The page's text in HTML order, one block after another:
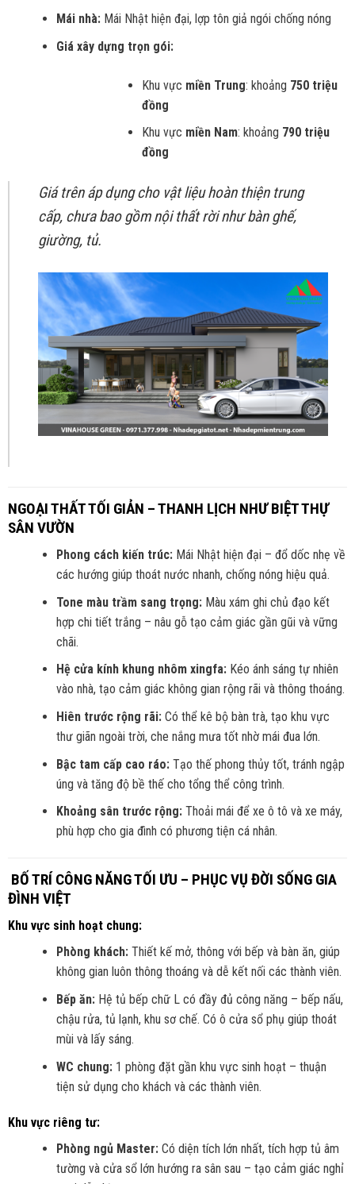
Mái nhà:Mái Nhật hiện đại, lợp tôn giả ngói chống nóng
Giá xây dựng trọn gói:
Khu vực miền Trung: khoảng 750 triệu
đồng
Khu vực miền Nam: khoảng 790 triệu
đồng
Giá trên áp dụng cho vật liệu hoàn thiện trung
cấp, chưa bao gồm nội thất rời như bàn ghế,
giường, tủ.
NGOẠI THẤT TỐI GIẢN – THANH LỊCH NHƯ BIỆT THỰ
SÂN VƯỜN
Phong cách kiến trúc:Mái Nhật hiện đại – đổ dốc nhẹ về
các hướng giúp thoát nước nhanh, chống nóng hiệu quả.
Tone màu trầm sang trọng:Màu xám ghi chủ đạo kết
hợp chi tiết trắng – nâu gỗ tạo cảm giác gần gũi và vững
chãi.
Hệ cửa kính khung nhôm xingfa:Kéo ánh sáng tự nhiên
vào nhà, tạo cảm giác không gian rộng rãi và thông thoáng.
Hiên trước rộng rãi:Có thể kê bộ bàn trà, tạo khu vực
thư giãn ngoài trời, che nắng mưa tốt nhờ mái đua lớn.
Bậc tam cấp cao ráo:Tạo thế phong thủy tốt, tránh ngập
úng và tăng độ bề thế cho tổng thể công trình.
Khoảng sân trước rộng:Thoải mái để xe ô tô và xe máy,
phù hợp cho gia đình có phương tiện cá nhân.
️ BỐ TRÍ CÔNG NĂNG TỐI ƯU – PHỤC VỤ ĐỜI SỐNG GIA
ĐÌNH VIỆT
Khu vực sinh hoạt chung:
Phòng khách:Thiết kế mở, thông với bếp và bàn ăn, giúp
không gian luôn thông thoáng và dễ kết nối các thành viên.
Bếp ăn:Hệ tủ bếp chữ L có đầy đủ công năng – bếp nấu,
chậu rửa, tủ lạnh, khu sơ chế. Có ô cửa sổ phụ giúp thoát
mùi và lấy sáng.
WC chung:1 phòng đặt gần khu vực sinh hoạt – thuận
tiện sử dụng cho khách và các thành viên.
Khu vực riêng tư:
Phòng ngủ Master:Có diện tích lớn nhất, tích hợp tủ âm
tường và cửa sổ lớn hướng ra sân sau – tạo cảm giác nghỉ